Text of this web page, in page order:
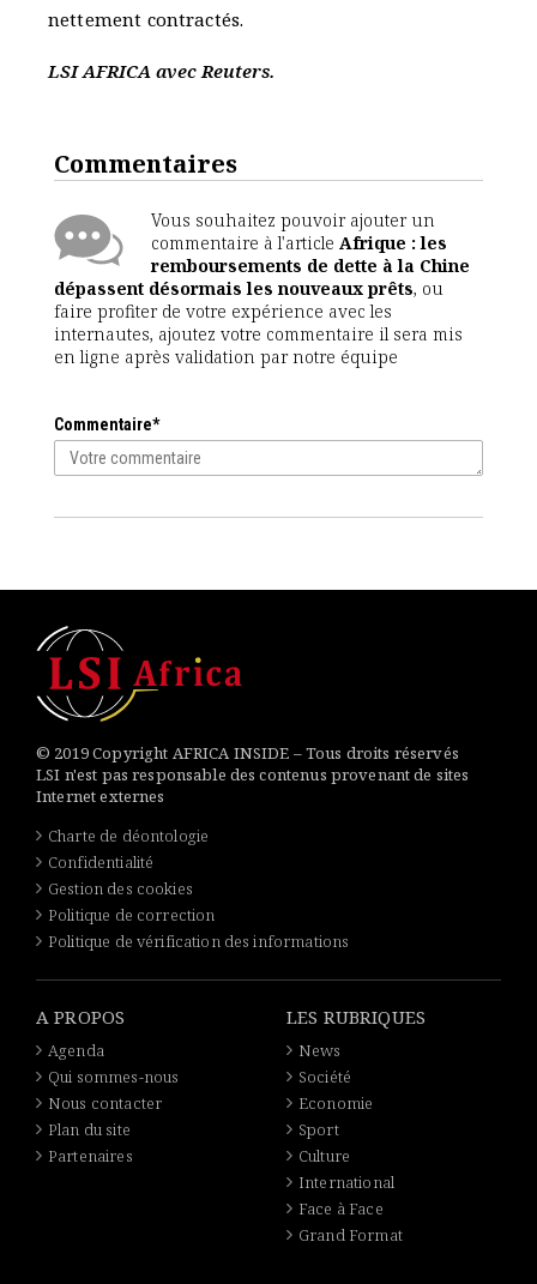
nettement contractés.
LSI AFRICA avec Reuters.
Commentaires
Vous souhaitez pouvoir ajouter un
commentaire à l'article Afrique : les
remboursements de dette à la Chine
dépassent désormais les nouveaux prêts, ou
faire profiter de votre expérience avec les
internautes, ajoutez votre commentaire il sera mis
en ligne après validation par notre équipe
Commentaire*
© 2019 Copyright AFRICA INSIDE – Tous droits réservés
LSI n'est pas responsable des contenus provenant de sites
Internet externes
Charte de déontologie
Confidentialité
Gestion des cookies
Politique de correction
Politique de vérification des informations
A PROPOS
Agenda
Qui sommes-nous
Nous contacter
Plan du site
Partenaires
LES RUBRIQUES
News
Société
Economie
Sport
Culture
International
Face à Face
Grand Format